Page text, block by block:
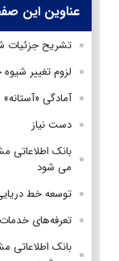
عناوین این
تشریح جزئیات
لزوم تغییر
آمادگی
دست نیاز
بانک‌
می شود
توسعه خط
تعرفه‌های
بانک‌